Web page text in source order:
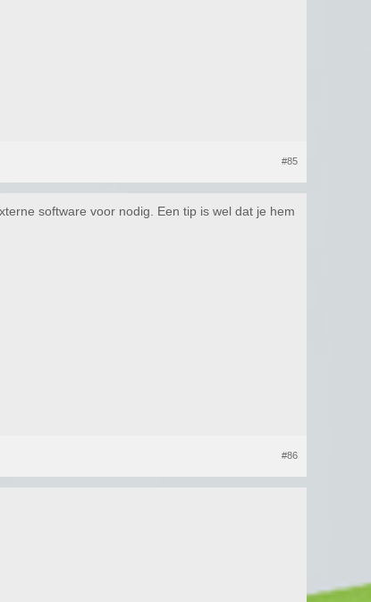
#85
software voor nodig. Een tip is wel dat je hem
#86